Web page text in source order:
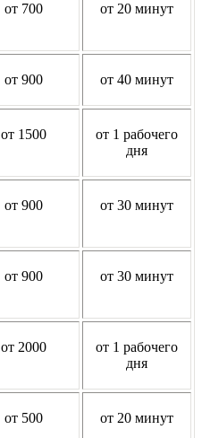
от 700 от 20 минут
от 900 от 40 минут
от 1500
от 1 рабочего
дня
от 900 от 30 минут
от 900 от 30 минут
от 2000
от 1 рабочего
дня
от 500 от 20 минут